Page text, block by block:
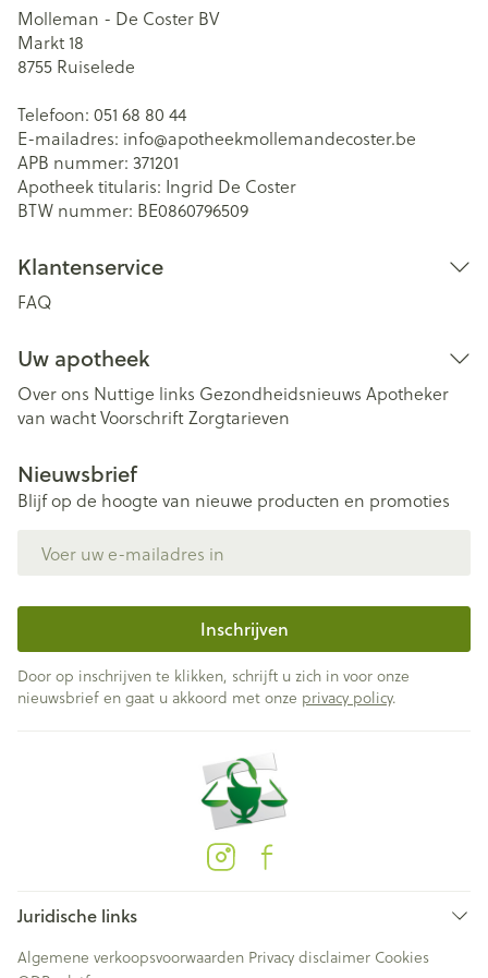
Molleman - De Coster BV
Markt 18
8755 Ruiselede
Telefoon: 051 68 80 44
E-mailadres: info@apotheekmollemandecoster.be
APB nummer: 371201
Apotheek titularis: Ingrid De Coster
BTW nummer: BE0860796509
Klantenservice
FAQ
Uw apotheek
Over ons Nuttige links Gezondheidsnieuws Apotheker
van wachtVoorschriftZorgtarieven
Nieuwsbrief
Blijf op de hoogte van nieuwe producten en promoties
Inschrijven
Door op inschrijven te klikken, schrijft u zich in voor onze
nieuwsbrief en gaat u akkoord met onze privacy policy.
Juridische links
Algemene verkoopsvoorwaarden Privacy disclaimer Cookies